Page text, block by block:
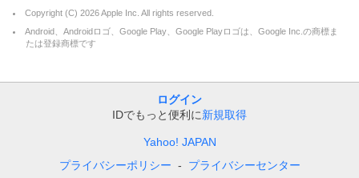
Copyright (C) 2026Apple Inc. All rights reserved.
Android、Androidロゴ、Google Play、Google Playロゴは、Google Inc.の商標ま
たは登録商標です
ログイン
IDでもっと便利に新規取得
Yahoo! JAPAN
プライバシーポリシー
プライバシーセンター